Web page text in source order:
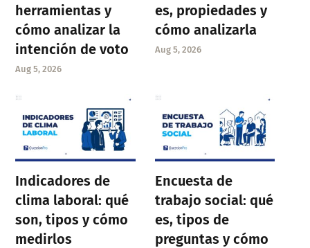
herramientas y
cómo analizar la
intención de voto
Aug 5, 2026
es, propiedades y
cómo analizarla
Aug 5, 2026
Indicadores de
clima laboral: qué
son, tipos y cómo
medirlos
Encuesta de
trabajo social: qué
es, tipos de
preguntas y cómo